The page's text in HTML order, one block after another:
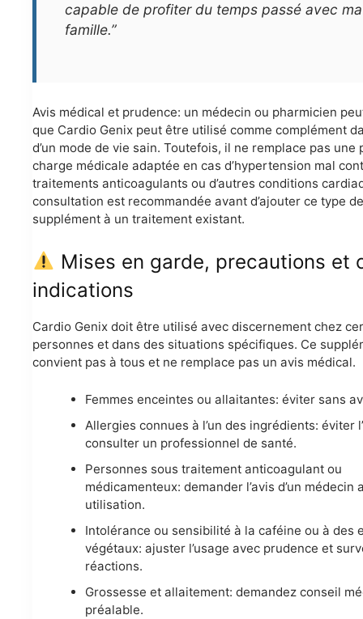
capable de profiter du temps passé avec ma
famille.”
Avis médical et prudence: un médecin ou pharmicien
que Cardio Genix peut être utilisé comme complément
d’un mode de vie sain. Toutefois, il ne remplace pas une
charge médicale adaptée en cas d’hypertension mal
traitements anticoagulants ou d’autres conditions
consultation est recommandée avant d’ajouter ce type de
supplément à un traitement existant.
Mises en garde, precautions et
indications
Cardio Genix doit être utilisé avec discernement chez
personnes et dans des situations spécifiques. Ce
convient pas à tous et ne remplace pas un avis médical.
Femmes enceintes ou allaitantes: éviter sans
Allergies connues à l’un des ingrédients: éviter
consulter un professionnel de santé.
Personnes sous traitement anticoagulant ou
médicamenteux: demander l’avis d’un médecin
utilisation.
Intolérance ou sensibilité à la caféine ou à des
végétaux: ajuster l’usage avec prudence et
réactions.
Grossesse et allaitement: demandez conseil
préalable.